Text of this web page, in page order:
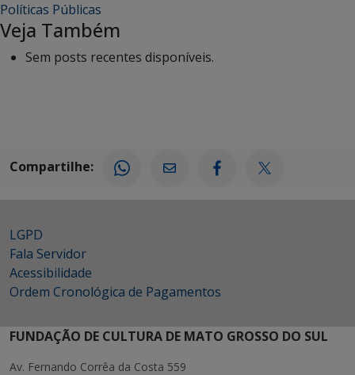
Políticas Públicas
Veja Também
Sem posts recentes disponíveis.
Compartilhe:
LGPD
Fala Servidor
Acessibilidade
Ordem Cronológica de Pagamentos
FUNDAÇÃO DE CULTURA DE MATO GROSSO DO SUL
Av. Fernando Corrêa da Costa 559